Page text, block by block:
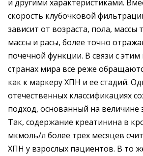
и другими характеристиками.
скорость клубочковой
зависит от возраста, пола,
массы и расы, более точно
почечной функции. В связи с
странах мира все реже
как к маркеру ХПН и ее стадий.
отечественных классификациях
подход, основанный на величине
Так, содержание креатинина в
мкмоль/л более трех месяцев
ХПН у взрослых пациентов. В то